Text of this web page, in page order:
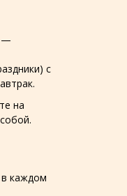
—
с
на
в каждом